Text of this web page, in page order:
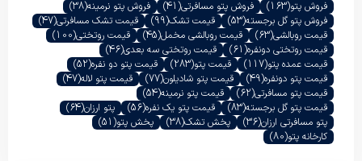
فروش پتو(163) فروش پتو مسافرتی(41) فروش پتو نرمینه(38)
فروش پتو گل برجسته(53) قیمت تشک(99) قیمت تشک مسافرتی(47)
قیمت روبالشی(63) قیمت روبالشی مخمل(45) قیمت روتختی(100)
قیمت روتختی دونفره(61) قیمت روتختی سه بعدی(46)
قیمت عمده پتو(117) قیمت پتو(283) قیمت پتو دو نفره(52)
قیمت پتو دونفره(49) قیمت پتو شادیلون(77) قیمت پتو لاله(47)
قیمت پتو مسافرتی(62) قیمت پتو نرمینه(54)
قیمت پتو گل برجسته(83) قیمت پتو یک نفره(56) پتو ارزان(64)
پتو مسافرتی ارزان(36) پخش تشک(38) پخش پتو(51)
کارخانه پتو(80)